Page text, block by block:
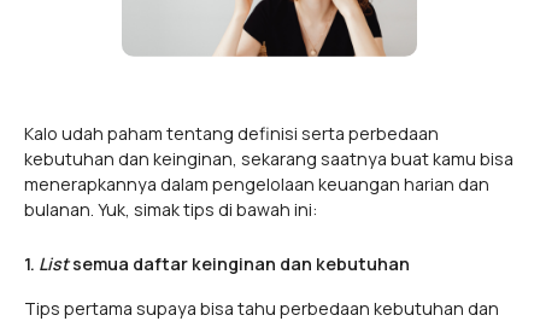
Kalo udah paham tentang definisi serta perbedaan
kebutuhan dan keinginan, sekarang saatnya buat kamu bisa
menerapkannya dalam pengelolaan keuangan harian dan
bulanan. Yuk, simak tips di bawah ini:
1. Listsemua daftar keinginan dan kebutuhan
Tips pertama supaya bisa tahu perbedaan kebutuhan dan